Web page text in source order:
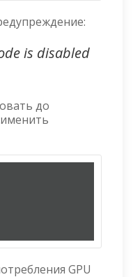
is disabled
до
GPU